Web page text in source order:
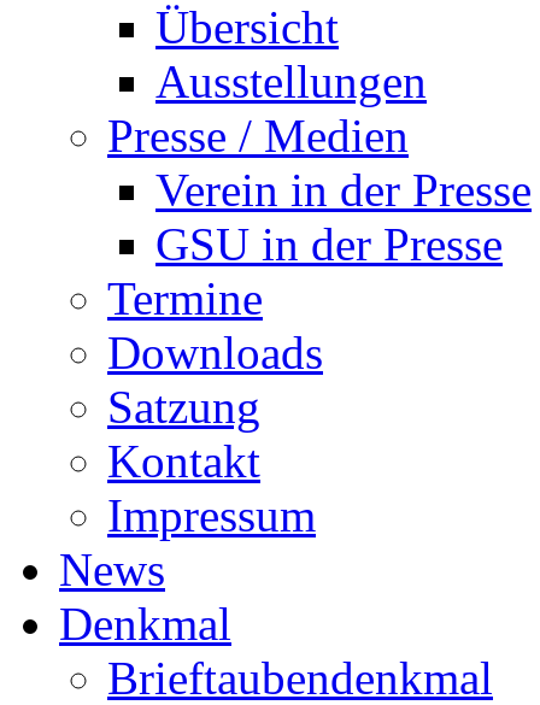
Übersicht
Ausstellungen
Presse / Medien
Verein in der Presse
GSU in der Presse
Termine
Downloads
Satzung
Kontakt
Impressum
News
Denkmal
Brieftaubendenkmal